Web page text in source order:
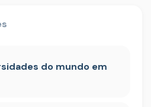
do mundo em